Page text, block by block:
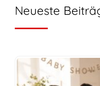
Neueste